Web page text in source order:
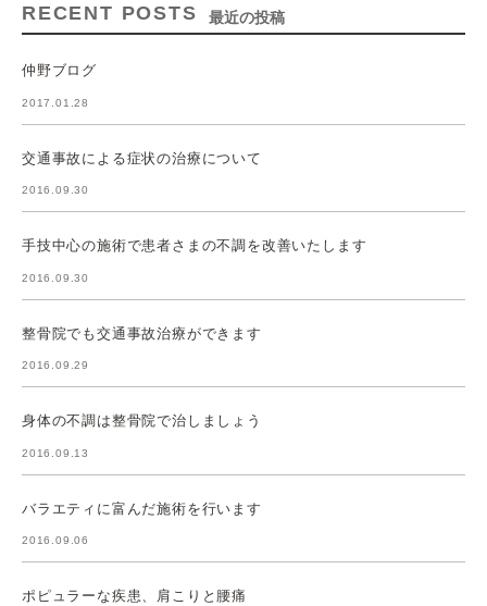
RECENT POSTS 最近の投稿
仲野ブログ
2017.01.28
交通事故による症状の治療について
2016.09.30
手技中心の施術で患者さまの不調を改善いたします
2016.09.30
整骨院でも交通事故治療ができます
2016.09.29
身体の不調は整骨院で治しましょう
2016.09.13
バラエティに富んだ施術を行います
2016.09.06
ポピュラーな疾患、肩こりと腰痛